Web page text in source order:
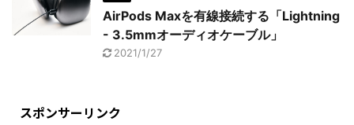
AirPods Maxを有線接続する「Lightning
- 3.5mmオーディオケーブル」
2021/1/27
スポンサーリンク